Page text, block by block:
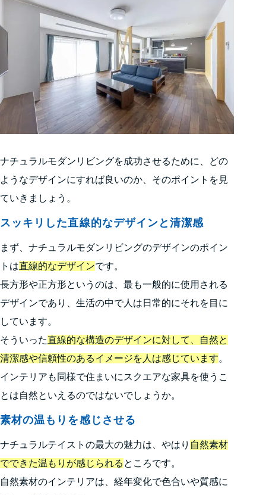
ナチュラルモダンリビングを成功させるために、どの
ようなデザインにすれば良いのか、そのポイントを見
ていきましょう。
スッキリした直線的なデザインと清潔感
まず、ナチュラルモダンリビングのデザインのポイン
トは直線的なデザインです。
長方形や正方形というのは、最も一般的に使用される
デザインであり、生活の中で人は日常的にそれを目に
しています。
そういった直線的な構造のデザインに対して、自然と
清潔感や信頼性のあるイメージを人は感じています。
インテリアも同様で住まいにスクエアな家具を使うこ
とは自然といえるのではないでしょうか。
素材の温もりを感じさせる
ナチュラルテイストの最大の魅力は、やはり 自然素材
でできた温もりが感じられる ところです。
自然素材のインテリアは、経年変化で色合いや質感に